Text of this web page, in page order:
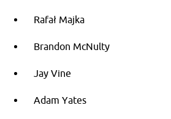
Rafał Majka
Brandon McNulty
Jay Vine
Adam Yates